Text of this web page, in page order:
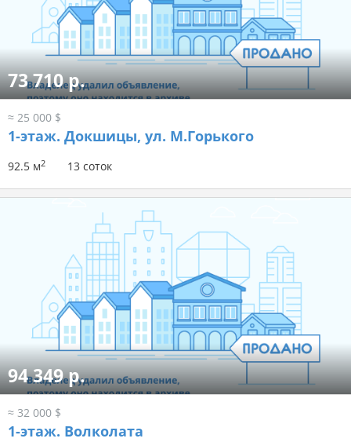
73 710 р.
≈ 25 000 $
1-этаж. Докшицы, ул. М.Горького
92.5 м2 13 соток
94 349 р.
≈ 32 000 $
1-этаж. Волколата